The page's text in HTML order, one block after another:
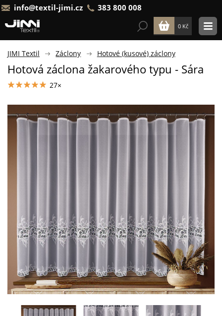
info@textil-jimi.cz 383 800 008
0 Kč
JIMI Textil Záclony Hotové (kusové) záclony
Hotová záclona žakarového typu - Sára
27×